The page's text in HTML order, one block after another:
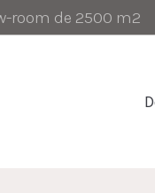
room de 2500 m2